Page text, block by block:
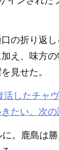
の折り返
え、味方
見せた。
活したチャヴ
たい。次の
。鹿島は